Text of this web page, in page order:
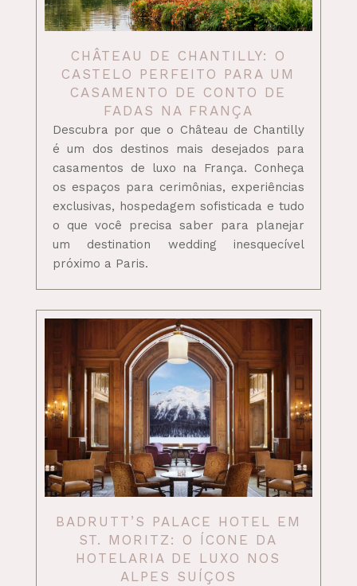
CHÂTEAU DE CHANTILLY: O
CASTELO PERFEITO PARA UM
CASAMENTO DE CONTO DE
FADAS NA FRANÇA
Descubra por que o Château de Chantilly
é um dos destinos mais desejados para
casamentos de luxo na França. Conheça
os espaços para cerimônias, experiências
exclusivas, hospedagem sofisticada e tudo
o que você precisa saber para planejar
um destination wedding inesquecível
próximo a Paris.
BADRUTT’S PALACE HOTEL EM
ST. MORITZ: O ÍCONE DA
HOTELARIA DE LUXO NOS
ALPES SUÍÇOS